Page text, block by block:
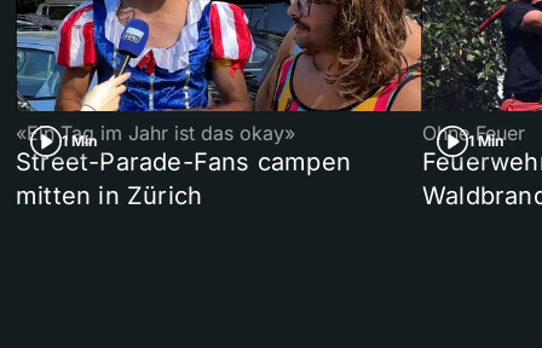
1 Min
«Ein Tag im Jahr ist das okay»
Street-Parade-Fans campen
mitten in Zürich
1 Min
Ohne Feuer